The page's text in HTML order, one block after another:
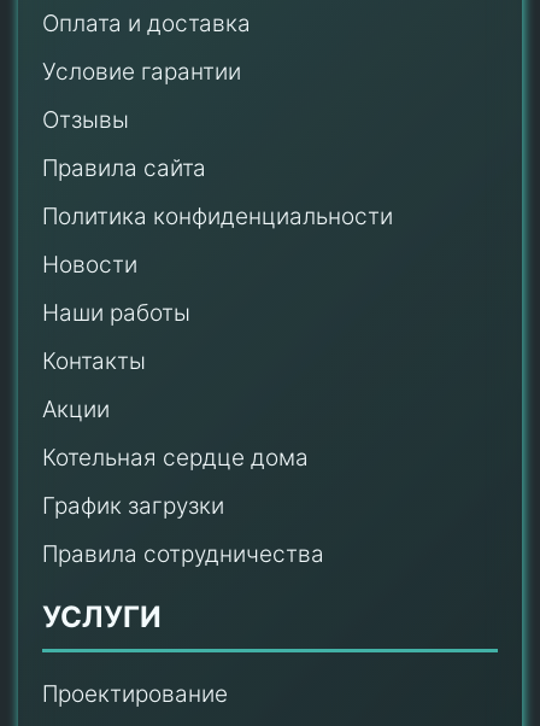
Оплата и доставка
Условие гарантии
Отзывы
Правила сайта
Политика конфиденциальности
Новости
Наши работы
Контакты
Акции
Котельная сердце дома
График загрузки
Правила сотрудничества
УСЛУГИ
Проектирование